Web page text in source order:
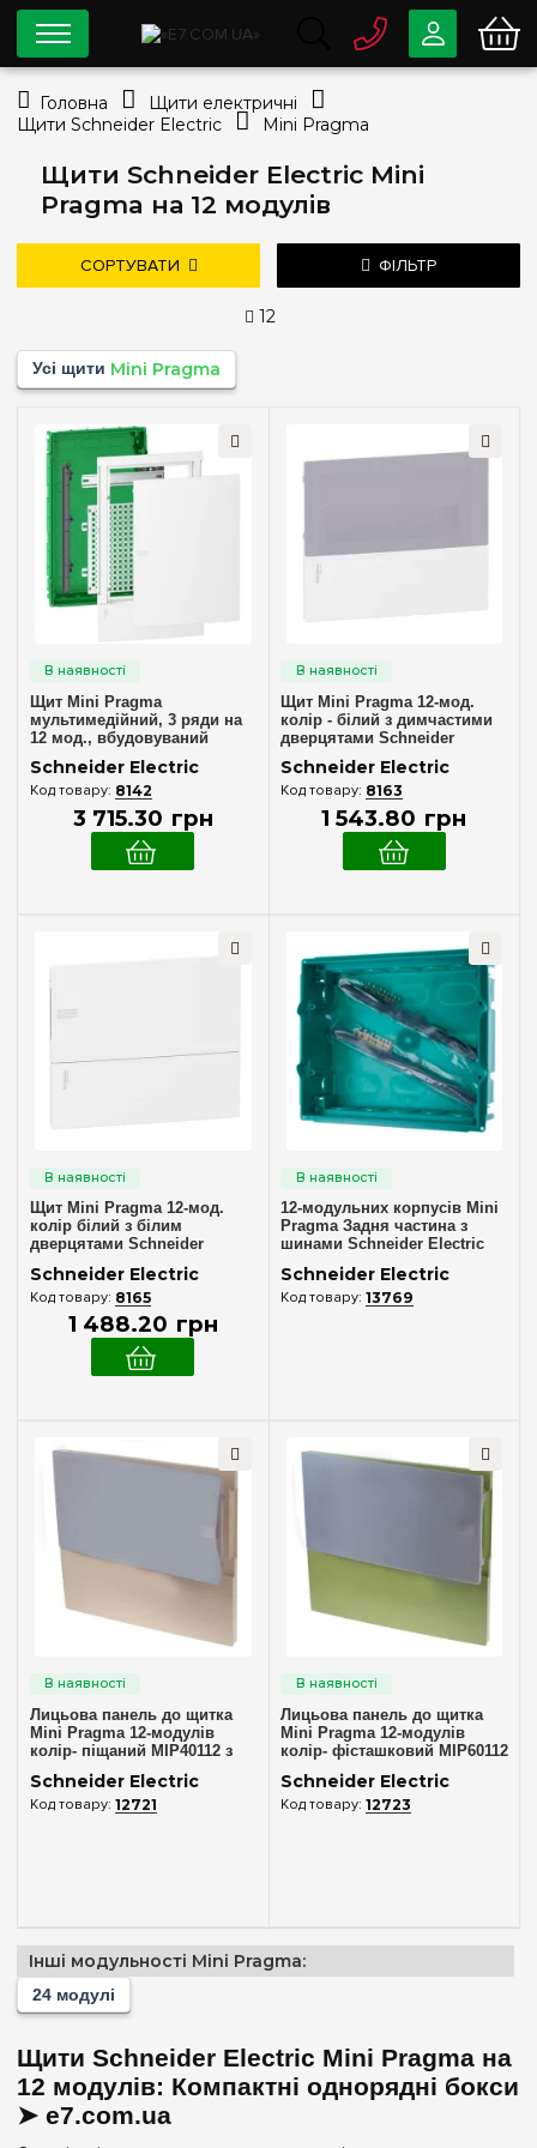
Щити Schneider Electric Mini
Pragma на 12 модулів
СОРТУВАТИ ФІЛЬТР
—
Тип монтажу
Зовнішній
Внутрішній (у нішу)
Кількість модулів
39(+4)
54 (+4)
Комплектація клемами PE+N
Немає в комплекті
Дверцята
Непрозора
Серія
Mini Pragma(6)
Колір корпусу
Білий(4)
IP40
Двері
Без дверцят(1)
Димчаста(1)
Ширина, мм
294 мм
Очистити вибір
12
Усі щити Mini Pragma
популярність
Щит Mini Pragma
мультимедійний, 3 ряди на
12 мод., вбудовуваний
Schneider Electric MIP312FU
Schneider Electric
8142
3 715.30 грн
Щит Mini Pragma 12-мод.
колір - білий з димчастими
дверцятами Schneider
Electric MIP22112T (у зборі)
Schneider Electric
8163
1 543.80 грн
Щит Mini Pragma 12-мод.
колір білий з білим
дверцятами Schneider
Electric MIP22112 (у зборі)
Schneider Electric
8165
1 488.20 грн
12-модульних корпусів Mini
Pragma Задня частина з
шинами Schneider Electric
MIP82112
Schneider Electric
13769
Лицьова панель до щитка
Mini Pragma 12-модулів
колір- піщаний MIP40112 з
MIP40112T
Schneider Electric
12721
Лицьова панель до щитка
Mini Pragma 12-модулів
колір- фісташковий MIP60112
MIP60112t
Schneider Electric
12723
Інші модульності Mini Pragma:
24 модулі
Щити Schneider Electric Mini Pragma на
12 модулів: Компактні однорядні бокси
➤ e7.com.ua
0 800
info@e7.com.ua
044334-79-78
Viber
Головна
Щити електричні
Щити Schneider Electric
Mini Pragma